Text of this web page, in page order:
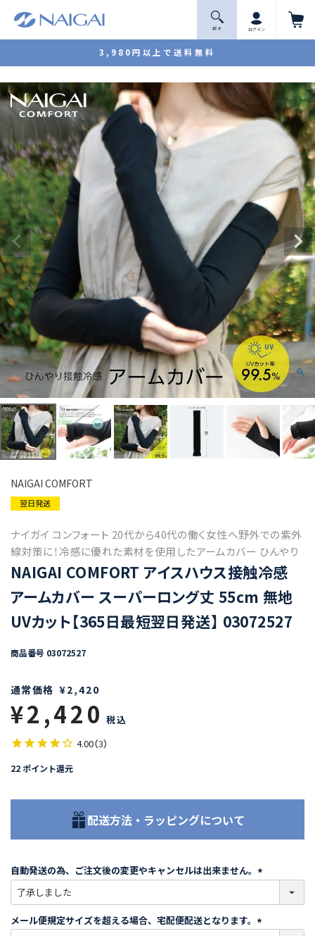
3,980円以上で送料無料
探 す ログイン
NAIGAI COMFORT
翌日発送
ナイガイ コンフォート 20代から40代の働く女性へ野外での紫外
線対策に！冷感に優れた素材を使用したアームカバー ひんやり
NAIGAI COMFORT アイスハウス接触冷感
アームカバー スーパーロング丈 55cm 無地
UVカット【365日最短翌日発送】 03072527
商品番号 03072527
通常価格 ¥2,420
¥2,420 税込
4.00（3）
22 ポイント還元
配送方法・ラッピングについて
自動発送の為、ご注文後の変更やキャンセルは出来ません。
必
)
メール便規定サイズを超える場合、宅配便配送となります。